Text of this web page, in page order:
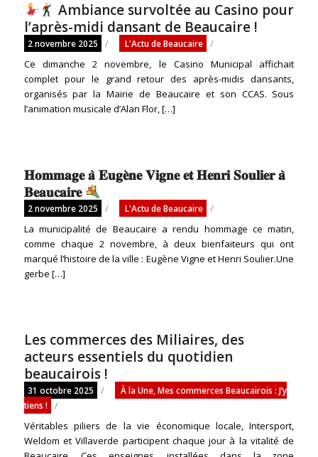
Ambiance survoltée au Casino pour
l’après-midi dansant de Beaucaire !
2 novembre 2025 / L'Actu de Beaucaire
/
Ce dimanche 2 novembre, le Casino Municipal affichait
complet pour le grand retour des après-midis dansants,
organisés par la Mairie de Beaucaire et son CCAS. Sous
l’animation musicale d’Alan Flor, […]
𝐇𝐨𝐦𝐦𝐚𝐠𝐞 𝐚̀ 𝐄𝐮𝐠𝐞̀𝐧𝐞 𝐕𝐢𝐠𝐧𝐞 𝐞𝐭 𝐇𝐞𝐧𝐫𝐢 𝐒𝐨𝐮𝐥𝐢𝐞𝐫 𝐚̀
𝐁𝐞𝐚𝐮𝐜𝐚𝐢𝐫𝐞
2 novembre 2025 / L'Actu de Beaucaire
/
La municipalité de Beaucaire a rendu hommage ce matin,
comme chaque 2 novembre, à deux bienfaiteurs qui ont
marqué l’histoire de la ville : Eugène Vigne et Henri Soulier.Une
gerbe […]
Les commerces des Miliaires, des
acteurs essentiels du quotidien
beaucairois !
31 octobre 2025 / À la Une, Mes commerces Beaucairois : J’y
tiens !
/
Véritables piliers de la vie économique locale, Intersport,
Weldom et Villaverde participent chaque jour à la vitalité de